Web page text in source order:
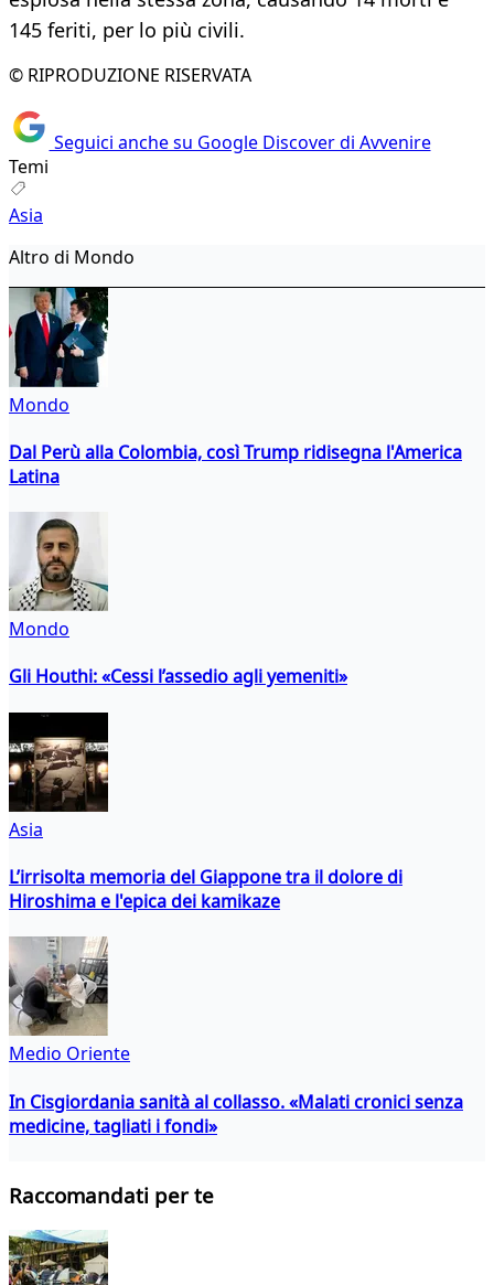
145 feriti, per lo più civili.
© RIPRODUZIONE RISERVATA
Seguici anche su Google Discover di Avvenire
Temi
Asia
Altro di Mondo
Mondo
Dal Perù alla Colombia, così Trump ridisegna l'America
Latina
Mondo
Gli Houthi: «Cessi l’assedio agli yemeniti»
Asia
L’irrisolta memoria del Giappone tra il dolore di
Hiroshima e l'epica dei kamikaze
Medio Oriente
In Cisgiordania sanità al collasso. «Malati cronici senza
medicine, tagliati i fondi»
Raccomandati per te